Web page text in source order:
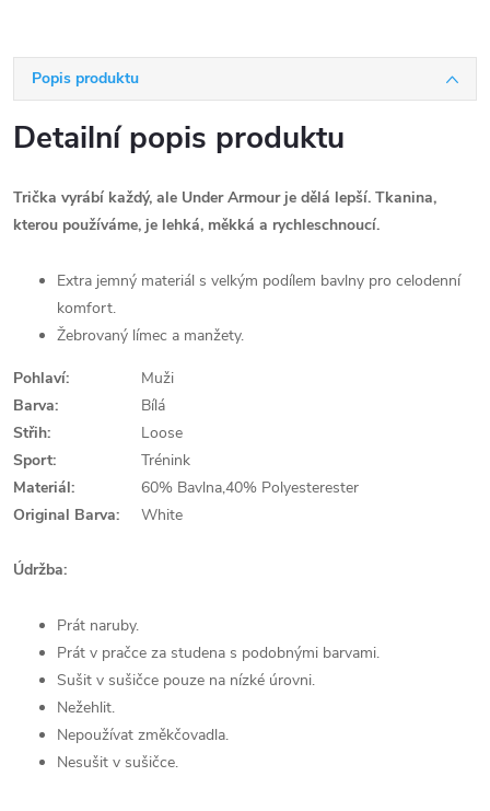
Popis produktu
Detailní popis produktu
Trička vyrábí každý, ale Under Armour je dělá lepší. Tkanina,
kterou používáme, je lehká, měkká a rychleschnoucí.
Extra jemný materiál s velkým podílem bavlny pro celodenní
komfort.
Žebrovaný límec a manžety.
Pohlaví:
Muži
Barva:
Bílá
Střih:
Loose
Sport:
Trénink
Materiál:
60% Bavlna,40% Polyesterester
Original Barva:
White
Údržba:
Prát naruby.
Prát v pračce za studena s podobnými barvami.
Sušit v sušičce pouze na nízké úrovni.
Nežehlit.
Nepoužívat změkčovadla.
Nesušit v sušičce.